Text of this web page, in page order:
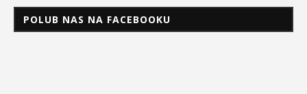
POLUB NAS NA FACEBOOKU